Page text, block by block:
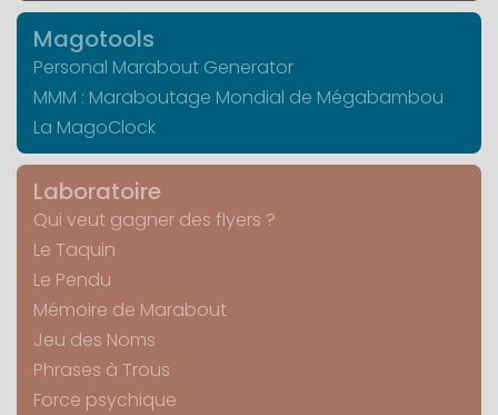
Magotools
Personal Marabout Generator
MMM : Maraboutage Mondial de Mégabambou
La MagoClock
Laboratoire
Qui veut gagner des flyers ?
Le Taquin
Le Pendu
Mémoire de Marabout
Jeu des Noms
Phrases à Trous
Force psychique